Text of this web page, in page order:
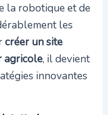
la robotique et de
les
créer un site
agricole, il devient
innovantes